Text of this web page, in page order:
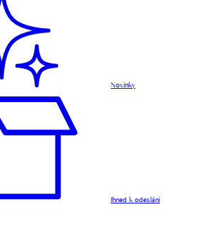
Novinky
Ihned k odeslání